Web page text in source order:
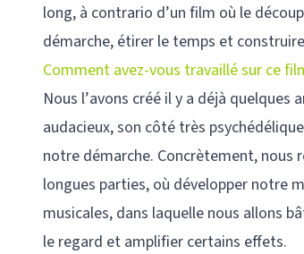
long, à contrario d’un film où le
démarche, étirer le temps et
Comment avez-vous travaillé sur ce
Nous l’avons créé il y a déjà
audacieux, son côté très
notre démarche. Concrètement, nous
longues parties, où développer notre
musicales, dans laquelle nous allons
le regard et amplifier certains effets.